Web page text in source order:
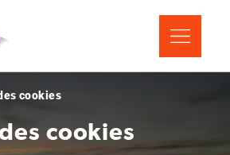
cookies
cookies